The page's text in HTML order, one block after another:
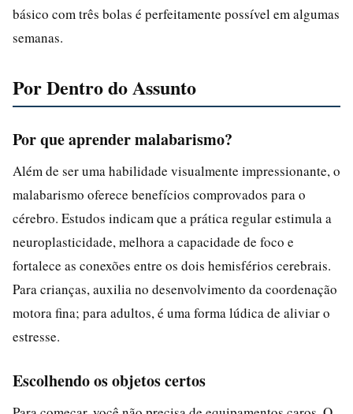
básico com três bolas é perfeitamente possível em algumas
semanas.
Por Dentro do Assunto
Por que aprender malabarismo?
Além de ser uma habilidade visualmente impressionante, o
malabarismo oferece benefícios comprovados para o
cérebro. Estudos indicam que a prática regular estimula a
neuroplasticidade, melhora a capacidade de foco e
fortalece as conexões entre os dois hemisférios cerebrais.
Para crianças, auxilia no desenvolvimento da coordenação
motora fina; para adultos, é uma forma lúdica de aliviar o
estresse.
Escolhendo os objetos certos